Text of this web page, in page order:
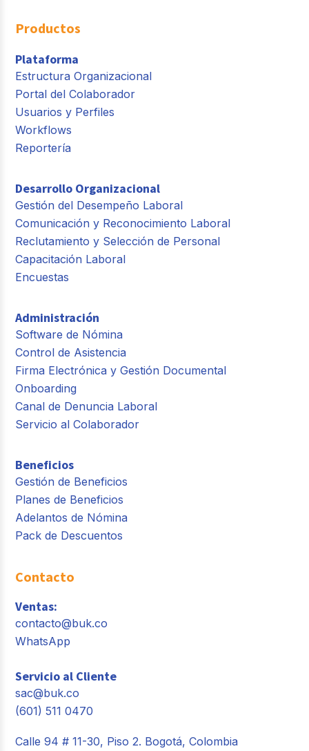
Productos
Plataforma
Estructura Organizacional
Portal del Colaborador
Usuarios y Perfiles
Workflows
Reportería
Desarrollo Organizacional
Gestión del Desempeño Laboral
Comunicación y Reconocimiento Laboral
Reclutamiento y Selección de Personal
Capacitación Laboral
Encuestas
Administración
Software de Nómina
Control de Asistencia
Firma Electrónica y Gestión Documental
Onboarding
Canal de Denuncia Laboral
Servicio al Colaborador
Beneficios
Gestión de Beneficios
Planes de Beneficios
Adelantos de Nómina
Pack de Descuentos
Contacto
Ventas:
contacto@buk.co
WhatsApp
Servicio al Cliente
sac@buk.co
(601) 511 0470
Calle 94 # 11-30, Piso 2. Bogotá, Colombia